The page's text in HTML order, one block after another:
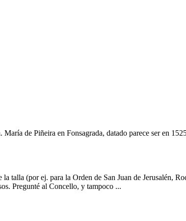
de Piñeira en Fonsagrada, datado parece ser en
talla (por ej. para la Orden de San Juan de Jerusalén,
Pregunté al Concello, y tampoco ...